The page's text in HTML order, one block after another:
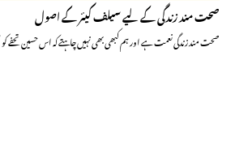
صحت مند زندگی کے لیے سیلف کیئر کے اصول
صحت مند زندگی نعمت ہے اور ہم کبھی بھی نہیں چاہتے کہ اس حسین تحفے